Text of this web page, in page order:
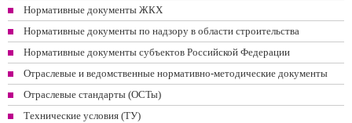
Нормативные документы ЖКХ
Нормативные документы по надзору в области строительства
Нормативные документы субъектов Российской Федерации
Отраслевые и ведомственные нормативно-методические документы
Отраслевые стандарты (ОСТы)
Технические условия (ТУ)